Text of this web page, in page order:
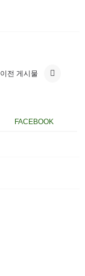
이전 게시물
FACEBOOK